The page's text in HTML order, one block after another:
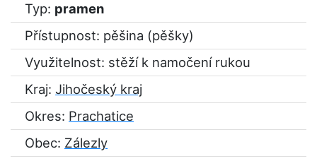
Typ: pramen
Přístupnost: pěšina (pěšky)
Využitelnost: stěží k namočení rukou
Kraj: Jihočeský kraj
Okres: Prachatice
Obec: Zálezly